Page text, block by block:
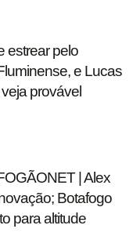
estrear pelo
e Lucas
provável
| Alex
Botafogo
para altitude